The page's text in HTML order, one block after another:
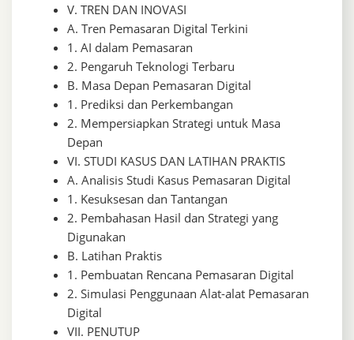
V. TREN DAN INOVASI
A. Tren Pemasaran Digital Terkini
1. AI dalam Pemasaran
2. Pengaruh Teknologi Terbaru
B. Masa Depan Pemasaran Digital
1. Prediksi dan Perkembangan
2. Mempersiapkan Strategi untuk Masa
Depan
VI. STUDI KASUS DAN LATIHAN PRAKTIS
A. Analisis Studi Kasus Pemasaran Digital
1. Kesuksesan dan Tantangan
2. Pembahasan Hasil dan Strategi yang
Digunakan
B. Latihan Praktis
1. Pembuatan Rencana Pemasaran Digital
2. Simulasi Penggunaan Alat-alat Pemasaran
Digital
VII. PENUTUP